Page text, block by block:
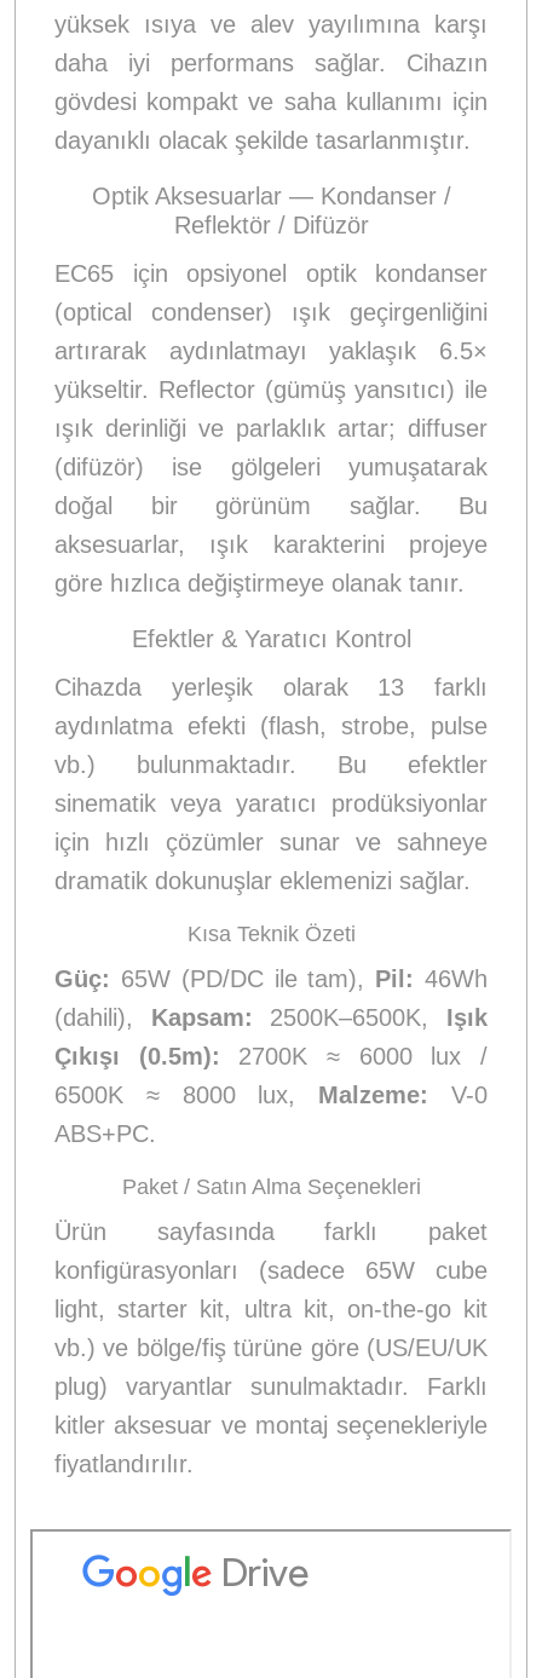
yüksek ısıya ve alev yayılımına karşı
daha iyi performans sağlar. Cihazın
gövdesi kompakt ve saha kullanımı için
dayanıklı olacak şekilde tasarlanmıştır.
Optik Aksesuarlar — Kondanser /
Reflektör / Difüzör
EC65 için opsiyonel optik kondanser
(optical condenser) ışık geçirgenliğini
artırarak aydınlatmayı yaklaşık 6.5×
yükseltir. Reflector (gümüş yansıtıcı) ile
ışık derinliği ve parlaklık artar; diffuser
(difüzör) ise gölgeleri yumuşatarak
doğal bir görünüm sağlar. Bu
aksesuarlar, ışık karakterini projeye
göre hızlıca değiştirmeye olanak tanır.
Efektler & Yaratıcı Kontrol
Cihazda yerleşik olarak 13 farklı
aydınlatma efekti (flash, strobe, pulse
vb.) bulunmaktadır. Bu efektler
sinematik veya yaratıcı prodüksiyonlar
için hızlı çözümler sunar ve sahneye
dramatik dokunuşlar eklemenizi sağlar.
Kısa Teknik Özeti
Güç: 65W (PD/DC ile tam), Pil: 46Wh
(dahili), Kapsam: 2500K–6500K, Işık
Çıkışı (0.5m): 2700K ≈ 6000 lux /
6500K ≈ 8000 lux, Malzeme:
V-0
ABS+PC.
Paket / Satın Alma Seçenekleri
Ürün sayfasında farklı paket
konfigürasyonları (sadece 65W cube
light, starter kit, ultra kit, on-the-go kit
vb.) ve bölge/fiş türüne göre (US/EU/UK
plug) varyantlar sunulmaktadır. Farklı
kitler aksesuar ve montaj seçenekleriyle
fiyatlandırılır.